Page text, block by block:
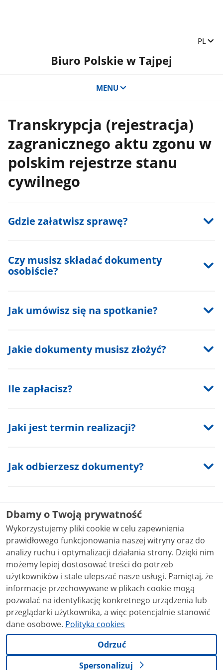
Zmień
PL
Biuro Polskie w Tajpej
MENU
Transkrypcja (rejestracja)
zagranicznego aktu zgonu w
polskim rejestrze stanu
cywilnego
Gdzie załatwisz sprawę?
Czy musisz składać dokumenty
osobiście?
Jak umówisz się na spotkanie?
Jakie dokumenty musisz złożyć?
Ile zapłacisz?
Jaki jest termin realizacji?
Jak odbierzesz dokumenty?
Jak możesz się odwołać?
Najczęściej zadawane pytania
Materiały
Wniosek o transkrypcję aktu zgonu
Trankrypcja​_aktu​_zgonu.pdf 0.30MB
Podstawa prawna
Dbamy o Twoją prywatność
Wykorzystujemy pliki cookie w celu zapewnienia
prawidłowego funkcjonowania naszej witryny oraz do
analizy ruchu i optymalizacji działania strony. Dzięki nim
możemy lepiej dostosować treści do potrzeb
użytkowników i stale ulepszać nasze usługi. Pamiętaj, że
informacje przechowywane w plikach cookie mogą
pozwalać na identyfikację konkretnego urządzenia lub
przeglądarki użytkownika, a więc potencjalnie stanowić
dane osobowe. Polityka cookies
Odrzuć
Spersonalizuj